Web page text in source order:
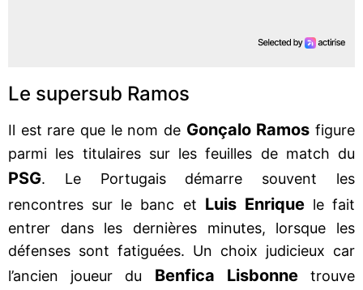
Le supersub Ramos
Il est rare que le nom de Gonçalo Ramosfigure
parmi les titulaires sur les feuilles de match du
PSG. Le Portugais démarre souvent les
rencontres sur le banc et Luis Enriquele fait
entrer dans les dernières minutes, lorsque les
défenses sont fatiguées. Un choix judicieux car
l’ancien joueur du
Benfica Lisbonnetrouve